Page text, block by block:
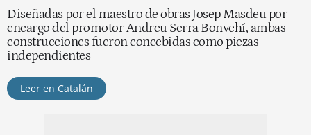
Diseñadas por el maestro de obras Josep Masdeu por
encargo del promotor Andreu Serra Bonvehí, ambas
construcciones fueron concebidas como piezas
independientes
Leer en Catalán